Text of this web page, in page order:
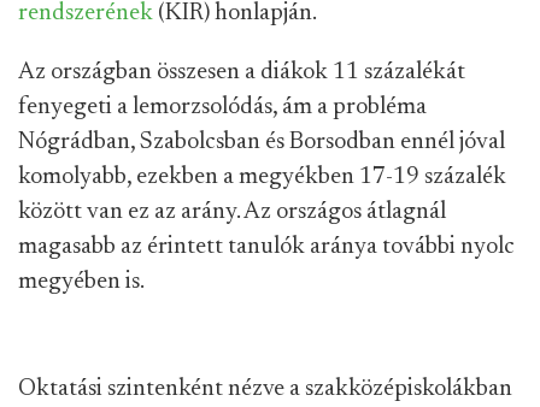
rendszerének (KIR) honlapján.
Az országban összesen a diákok 11 százalékát
fenyegeti a lemorzsolódás, ám a probléma
Nógrádban, Szabolcsban és Borsodban ennél jóval
komolyabb, ezekben a megyékben 17-19 százalék
között van ez az arány. Az országos átlagnál
magasabb az érintett tanulók aránya további nyolc
megyében is.
Oktatási szintenként nézve a szakközépiskolákban